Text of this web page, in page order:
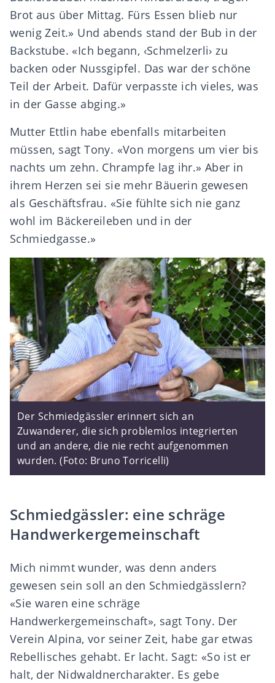
Brot aus über Mittag. Fürs Essen blieb nur
wenig Zeit.» Und abends stand der Bub in der
Backstube. «Ich begann, ‹Schmelzerli› zu
backen oder Nussgipfel. Das war der schöne
Teil der Arbeit. Dafür verpasste ich vieles, was
in der Gasse abging.»
Mutter Ettlin habe ebenfalls mitarbeiten
müssen, sagt Tony. «Von morgens um vier bis
nachts um zehn. Chrampfe lag ihr.» Aber in
ihrem Herzen sei sie mehr Bäuerin gewesen
als Geschäftsfrau. «Sie fühlte sich nie ganz
wohl im Bäckereileben und in der
Schmiedgasse.»
Der Schmiedgässler erinnert sich an
Zuwanderer, die sich problemlos integrierten
und an andere, die nie recht aufgenommen
wurden. (Foto: Bruno Torricelli)
Schmiedgässler: eine schräge
Handwerkergemeinschaft
Mich nimmt wunder, was denn anders
gewesen sein soll an den Schmiedgässlern?
«Sie waren eine schräge
Handwerkergemeinschaft», sagt Tony. Der
Verein Alpina, vor seiner Zeit, habe gar etwas
Rebellisches gehabt. Er lacht. Sagt: «So ist er
halt, der Nidwaldnercharakter. Es gebe